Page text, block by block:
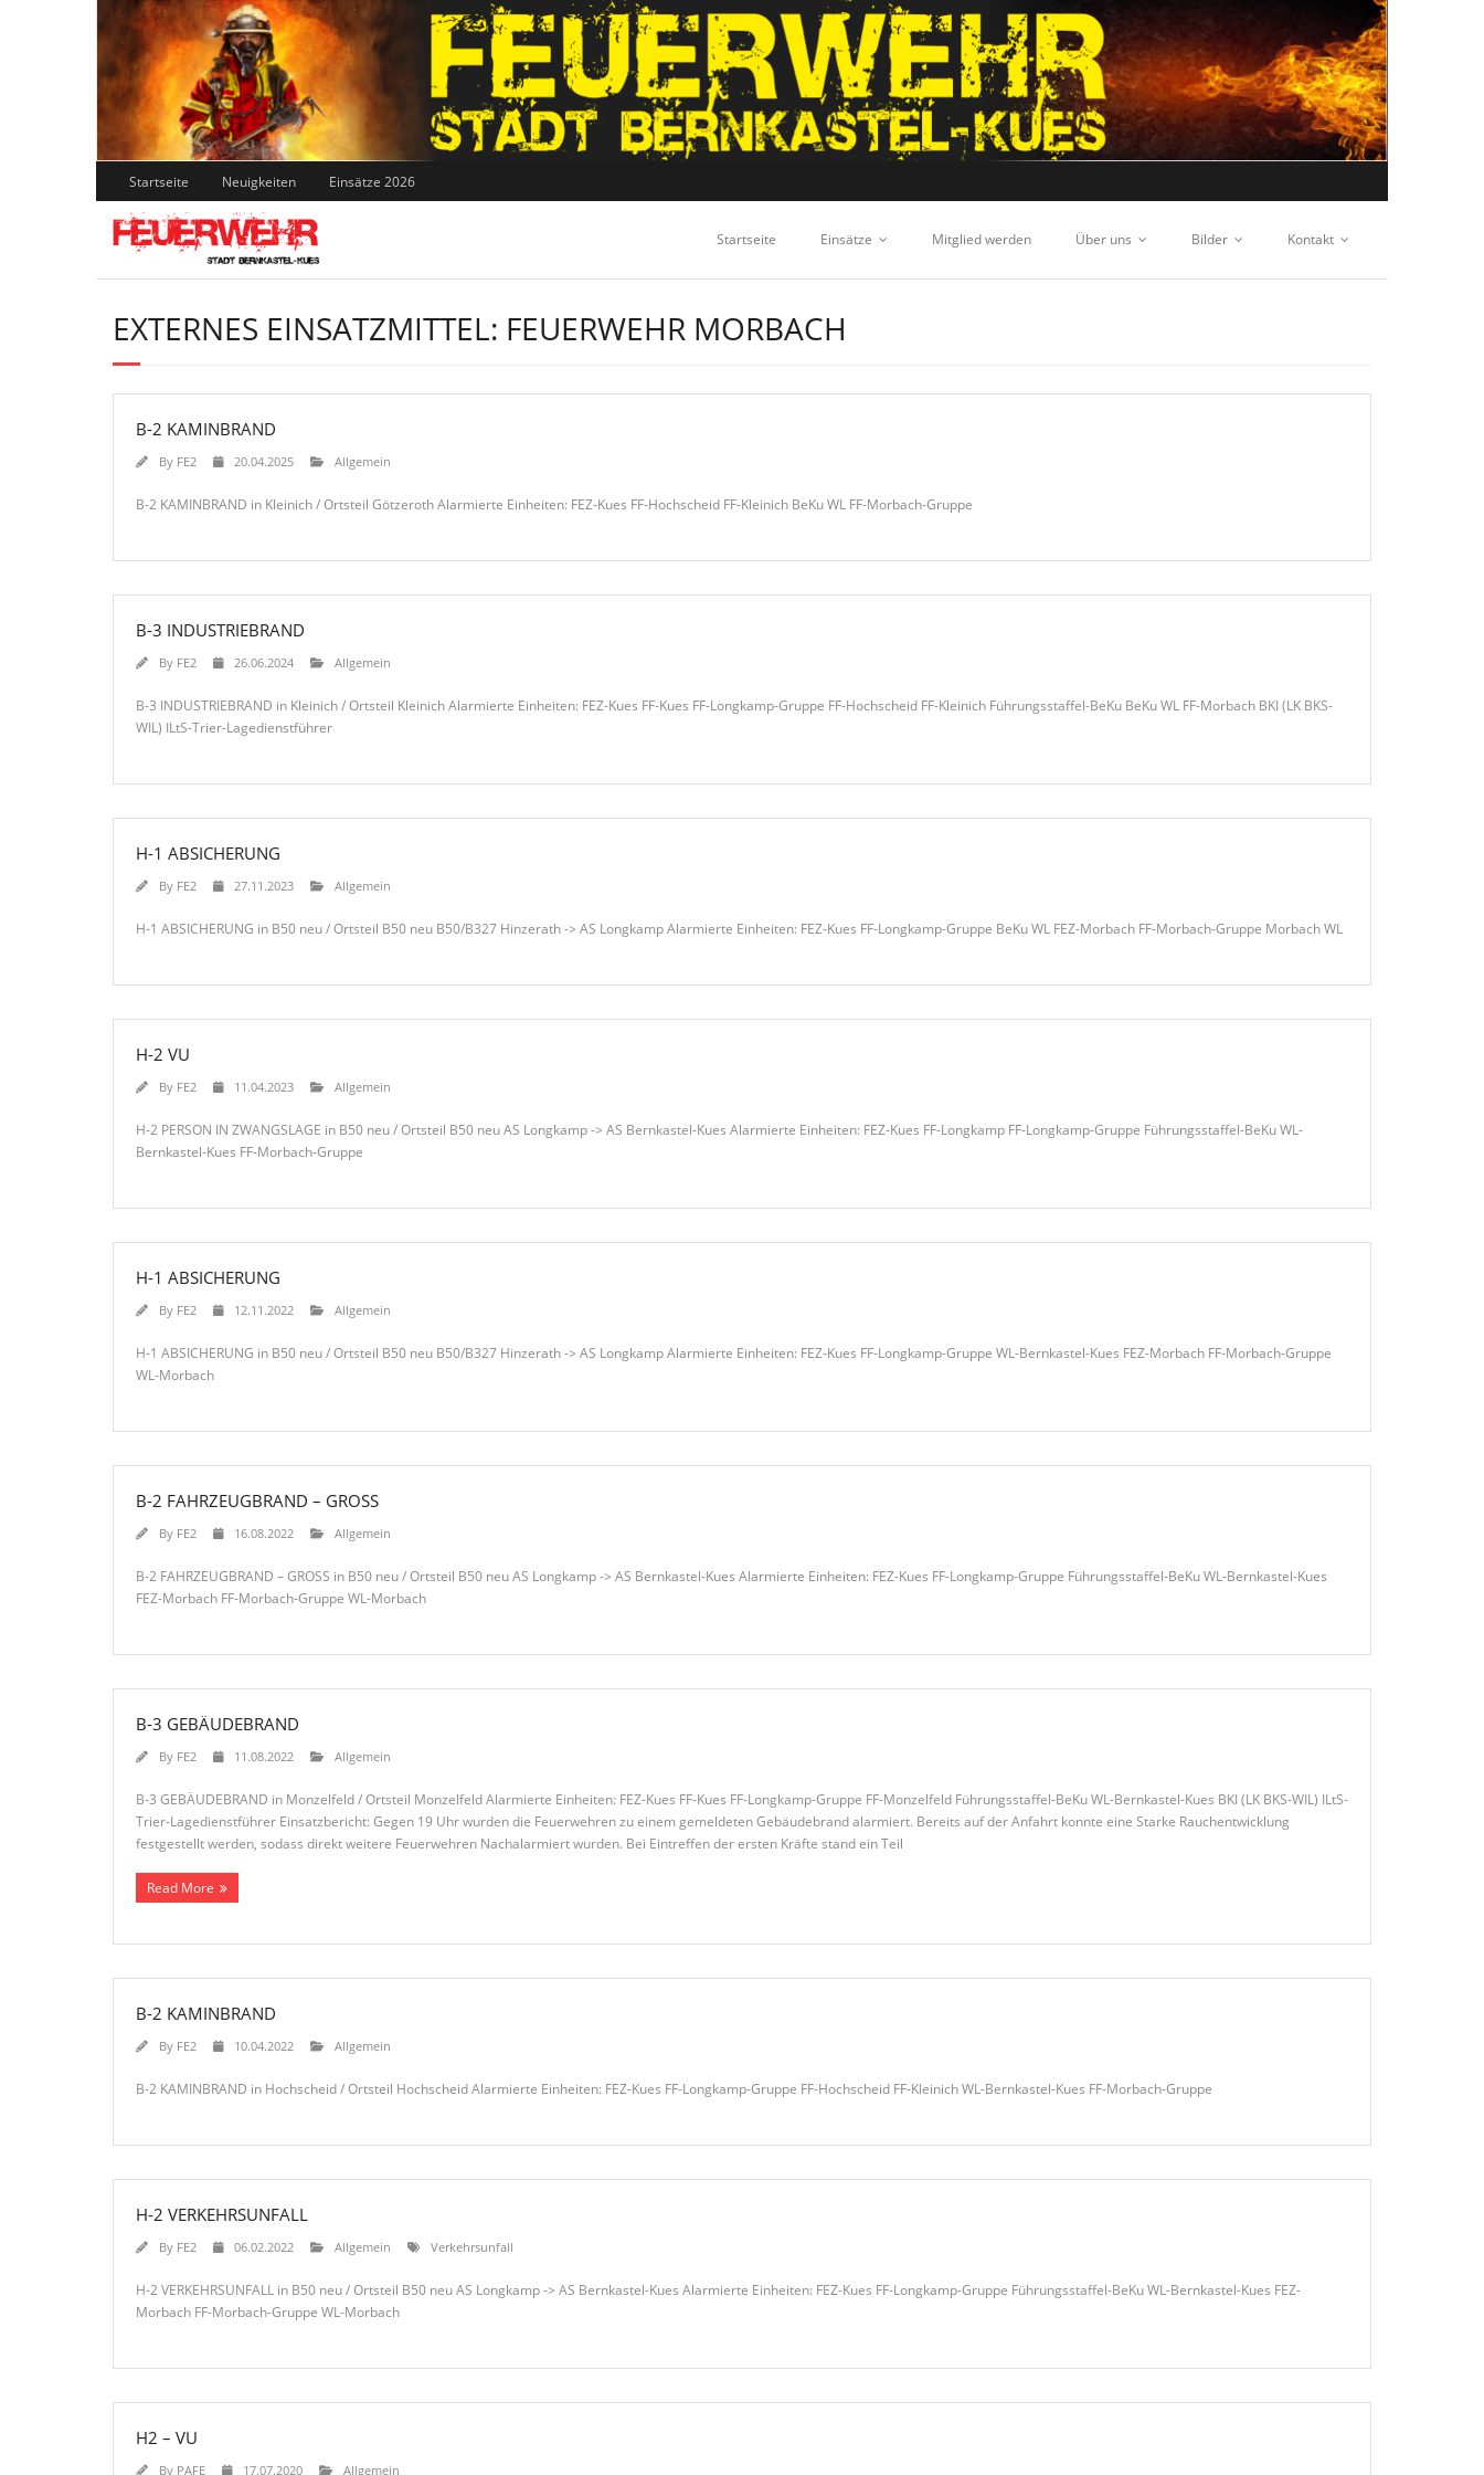
Skip
to
content
Startseite Neuigkeiten Einsätze 2026
Startseite Einsätze Mitglied werden Über uns Bilder Kontakt
EXTERNES EINSATZMITTEL: FEUERWEHR MORBACH
B-2 KAMINBRAND
By FE2 20.04.2025 Allgemein
B-2 KAMINBRAND in Kleinich / Ortsteil Götzeroth Alarmierte Einheiten: FEZ-Kues FF-Hochscheid FF-Kleinich BeKu WL FF-Morbach-Gruppe
B-3 INDUSTRIEBRAND
By FE2 26.06.2024 Allgemein
B-3 INDUSTRIEBRAND in Kleinich / Ortsteil Kleinich Alarmierte Einheiten: FEZ-Kues FF-Kues FF-Longkamp-Gruppe FF-Hochscheid FF-Kleinich Führungsstaffel-BeKu BeKu WL FF-Morbach BKI (LK BKS-
WIL) ILtS-Trier-Lagedienstführer
H-1 ABSICHERUNG
By FE2 27.11.2023 Allgemein
H-1 ABSICHERUNG in B50 neu / Ortsteil B50 neu B50/B327 Hinzerath -> AS Longkamp Alarmierte Einheiten: FEZ-Kues FF-Longkamp-Gruppe BeKu WL FEZ-Morbach FF-Morbach-Gruppe Morbach WL
H-2 VU
By FE2 11.04.2023 Allgemein
H-2 PERSON IN ZWANGSLAGE in B50 neu / Ortsteil B50 neu AS Longkamp -> AS Bernkastel-Kues Alarmierte Einheiten: FEZ-Kues FF-Longkamp FF-Longkamp-Gruppe Führungsstaffel-BeKu WL-
Bernkastel-Kues FF-Morbach-Gruppe
H-1 ABSICHERUNG
By FE2 12.11.2022 Allgemein
H-1 ABSICHERUNG in B50 neu / Ortsteil B50 neu B50/B327 Hinzerath -> AS Longkamp Alarmierte Einheiten: FEZ-Kues FF-Longkamp-Gruppe WL-Bernkastel-Kues FEZ-Morbach FF-Morbach-Gruppe
WL-Morbach
B-2 FAHRZEUGBRAND – GROSS
By FE2 16.08.2022 Allgemein
B-2 FAHRZEUGBRAND – GROSS in B50 neu / Ortsteil B50 neu AS Longkamp -> AS Bernkastel-Kues Alarmierte Einheiten: FEZ-Kues FF-Longkamp-Gruppe Führungsstaffel-BeKu WL-Bernkastel-Kues
FEZ-Morbach FF-Morbach-Gruppe WL-Morbach
B-3 GEBÄUDEBRAND
By FE2 11.08.2022 Allgemein
B-3 GEBÄUDEBRAND in Monzelfeld / Ortsteil Monzelfeld Alarmierte Einheiten: FEZ-Kues FF-Kues FF-Longkamp-Gruppe FF-Monzelfeld Führungsstaffel-BeKu WL-Bernkastel-Kues BKI (LK BKS-WIL) ILtS-
Trier-Lagedienstführer Einsatzbericht: Gegen 19 Uhr wurden die Feuerwehren zu einem gemeldeten Gebäudebrand alarmiert. Bereits auf der Anfahrt konnte eine Starke Rauchentwicklung
festgestellt werden, sodass direkt weitere Feuerwehren Nachalarmiert wurden. Bei Eintreffen der ersten Kräfte stand ein Teil
Read More
B-2 KAMINBRAND
By FE2 10.04.2022 Allgemein
B-2 KAMINBRAND in Hochscheid / Ortsteil Hochscheid Alarmierte Einheiten: FEZ-Kues FF-Longkamp-Gruppe FF-Hochscheid FF-Kleinich WL-Bernkastel-Kues FF-Morbach-Gruppe
H-2 VERKEHRSUNFALL
By FE2 06.02.2022 Allgemein Verkehrsunfall
H-2 VERKEHRSUNFALL in B50 neu / Ortsteil B50 neu AS Longkamp -> AS Bernkastel-Kues Alarmierte Einheiten: FEZ-Kues FF-Longkamp-Gruppe Führungsstaffel-BeKu WL-Bernkastel-Kues FEZ-
Morbach FF-Morbach-Gruppe WL-Morbach
H2 – VU
By PAFE 17.07.2020 Allgemein